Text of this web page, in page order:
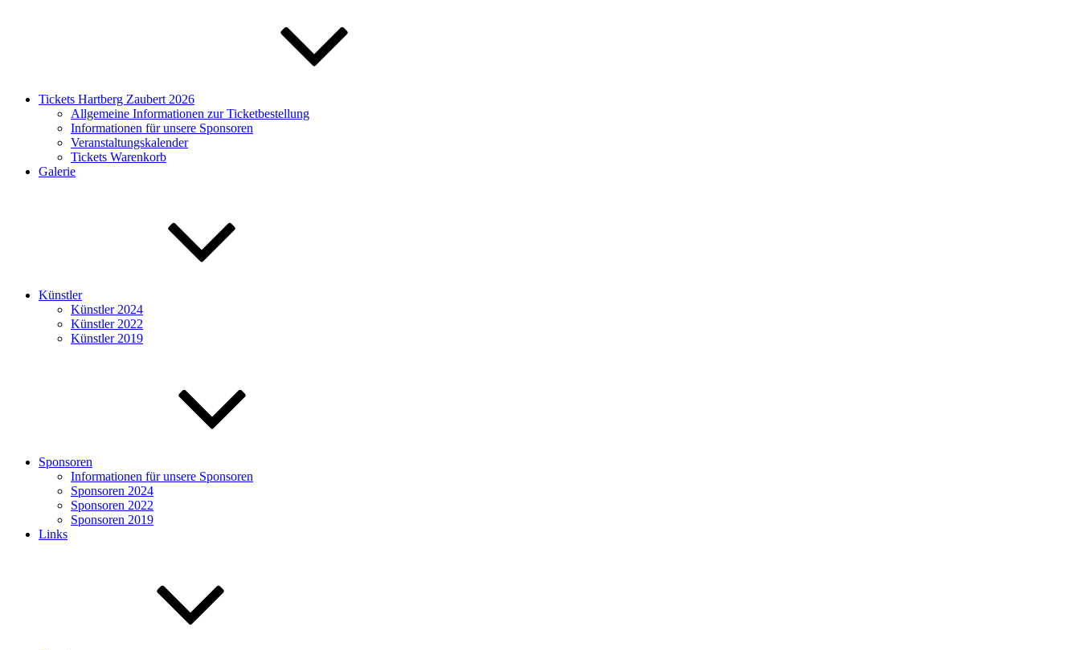
Tickets Hartberg Zaubert 2026
Allgemeine Informationen zur Ticketbestellung
Informationen für unsere Sponsoren
Veranstaltungskalender
Tickets Warenkorb
Galerie
Künstler
Künstler 2024
Künstler 2022
Künstler 2019
Sponsoren
Informationen für unsere Sponsoren
Sponsoren 2024
Sponsoren 2022
Sponsoren 2019
Links